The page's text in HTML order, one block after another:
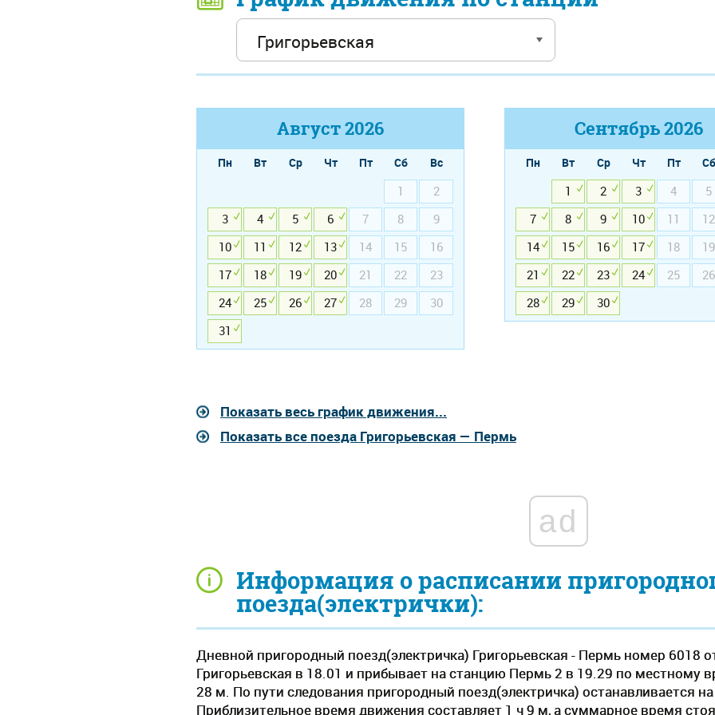
Информация о расписании
поезда(электрички):
Дневной пригородный поезд(электричка) Григорьевская - Пермь номер 6018
Григорьевская в 18.01 и прибывает на станцию Пермь 2 в 19.29 по местному
28 м. По пути следования пригородный поезд(электричка) останавливается
Приблизительное время движения составляет 1 ч 9 м, а суммарное время
Август2026
Пн Вт Ср Чт Пт Сб
Вс
1
2
3
4 5 6 7 8
9
10
11 12 13 14 15
16
17
18 19 20 21 22
23
24
25 26 27 28 29
30
31
Сентябрь2026
Пн Вт Ср Чт Пт Сб
1
2 3 4 5
7
8 9 10 11 12
14
15 16 17 18 19
21
22 23 24 25 26
28
29 30
Показать весь график движения...
Показать все поезда Григорьевская — Пермь
ad